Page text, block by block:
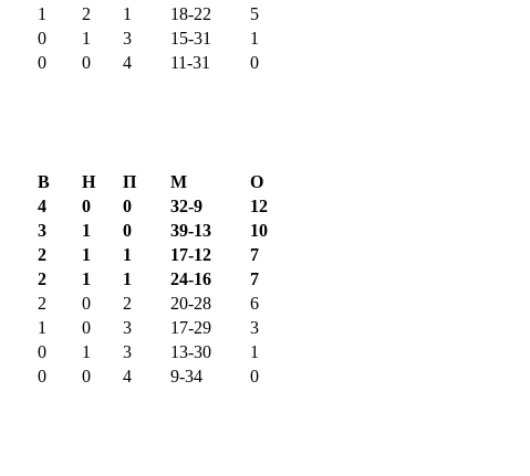
1 2 1 18-22
5
0 1 3 15-31
1
0 0 4 11-31 0
В Н П М
О
4 0 0 32-9
12
3 1 0 39-13
10
2 1 1 17-12
7
2 1 1 24-16
7
2 0 2 20-28
6
1 0 3 17-29
3
0 1 3 13-30
1
0 0 4 9-34 0